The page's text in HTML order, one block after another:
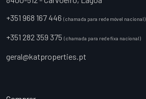
+351 968 167 446 (chamada para rede móvel nacional)
+351 282 359 375 (chamada para rede fixa nacional)
geral@katproperties.pt